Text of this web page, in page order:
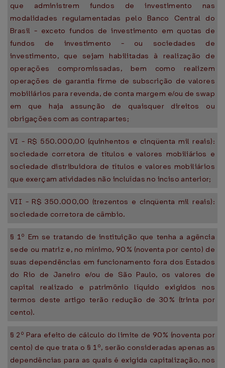
que administrem fundos de investimento nas
modalidades regulamentadas pelo Banco Central do
Brasil - exceto fundos de investimento em quotas de
fundos de investimento - ou sociedades de
investimento, que sejam habilitadas à realização de
operações compromissadas, bem como realizem
operações de garantia firme de subscrição de valores
mobiliários para revenda, de conta margem e/ou de swap
em que haja assunção de quaisquer direitos ou
obrigações com as contrapartes;
VI - R$ 550.000,00 (quinhentos e cinqüenta mil reais):
sociedade corretora de títulos e valores mobiliários e
sociedade distribuidora de títulos e valores mobiliários
que exerçam atividades não incluídas no inciso anterior;
VII - R$ 350.000,00 (trezentos e cinqüenta mil reais):
sociedade corretora de câmbio.
§ 1º Em se tratando de instituição que tenha a agência
sede ou matriz e, no mínimo, 90% (noventa por cento) de
suas dependências em funcionamento fora dos Estados
do Rio de Janeiro e/ou de São Paulo, os valores de
capital realizado e patrimônio líquido exigidos nos
termos deste artigo terão redução de 30% (trinta por
cento).
§ 2º Para efeito de cálculo do limite de 90% (noventa por
cento) de que trata o § 1º, serão consideradas apenas as
dependências para as quais é exigida capitalização, nos